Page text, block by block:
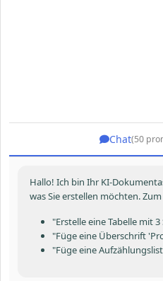
Chat(50
Hallo! Ich bin Ihr KI-
was Sie erstellen möchten.
"Erstelle eine Tabelle mit
"Füge eine Überschrift
"Füge eine